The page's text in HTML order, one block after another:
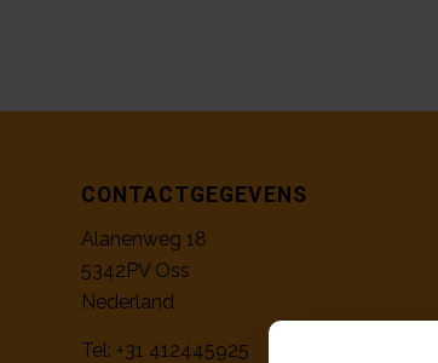
CONTACTGEGEVENS
Alanenweg 18
5342PV Oss
Nederland
Tel: +31 412445925